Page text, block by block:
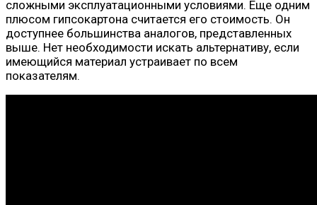
сложными эксплуатационными условиями. Еще одним
плюсом гипсокартона считается его стоимость. Он
доступнее большинства аналогов, представленных
выше. Нет необходимости искать альтернативу, если
имеющийся материал устраивает по всем
показателям.